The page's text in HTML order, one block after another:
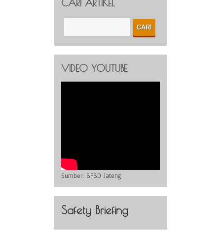
CARI ARTIKEL
VIDEO YOUTUBE
Sumber: BPBD Jateng
Safety Briefing